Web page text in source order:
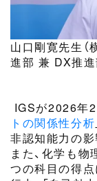
山口剛寛先生（
進部 兼 DX推進
IGSが2026年2
トの関係性分析
非認知能力の
また、化学も
つの科目の得